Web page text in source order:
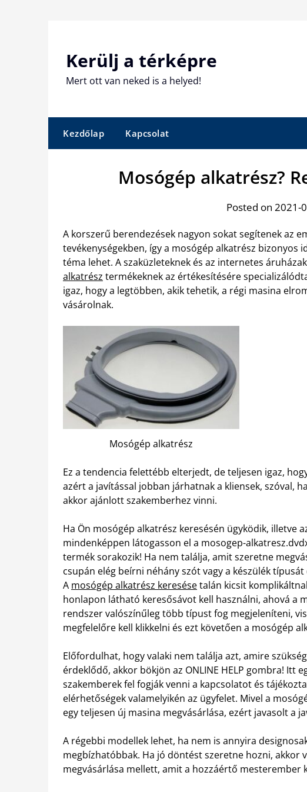
Kerülj a térképre
Mert ott van neked is a helyed!
Kezdőlap Kapcsolat
Mosógép alkatrész?
Posted on 2021-
A korszerű berendezések nagyon sokat segítenek az
tevékenységekben, így a mosógép alkatrész bizonyos
téma lehet. A szaküzleteknek és az internetes
alkatrész termékeknek az értékesítésére
igaz, hogy a legtöbben, akik tehetik, a régi masina
vásárolnak.
Mosógép alkatrész
Ez a tendencia felettébb elterjedt, de teljesen igaz,
azért a javítással jobban járhatnak a kliensek, szóval,
akkor ajánlott szakemberhez vinni.
Ha Ön mosógép alkatrész keresésén ügyködik, illetve
mindenképpen látogasson el a mosogep-
termék sorakozik! Ha nem találja, amit szeretne
csupán elég beírni néhány szót vagy a készülék
A mosógép alkatrész keresésetalán kicsit
honlapon látható keresősávot kell használni, ahová a
rendszer valószínűleg több típust fog megjeleníteni,
megfelelőre kell klikkelni és ezt követően a mosógép
Előfordulhat, hogy valaki nem találja azt, amire
érdeklődő, akkor bökjön az ONLINE HELP gombra! Itt
szakemberek fel fogják venni a kapcsolatot és
elérhetőségek valamelyikén az ügyfelet. Mivel a
egy teljesen új masina megvásárlása, ezért javasolt a
A régebbi modellek lehet, ha nem is annyira
megbízhatóbbak. Ha jó döntést szeretne hozni, akkor
megvásárlása mellett, amit a hozzáértő mesterember